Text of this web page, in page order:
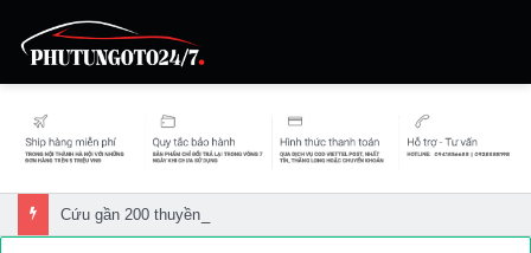
Cứu gần 200 thuyền viên gặp sự cố trên biển